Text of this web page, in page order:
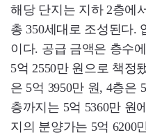
해당 단지는 지하 2층에
총 350세대로 조성된다.
이다. 공급 금액은 층수
5억 2550만 원으로 책정
은 5억 3950만 원, 4층은
층까지는 5억 5360만 원
지의 분양가는 5억 6200